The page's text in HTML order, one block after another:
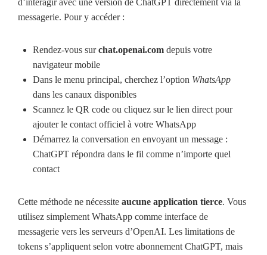
messagerie. Pour y accéder :
Rendez-vous surchat.openai.com depuis votre
navigateur mobile
Dans le menu principal, cherchez l’option WhatsApp
dans les canaux disponibles
Scannez le QR code ou cliquez sur le lien direct pour
ajouter le contact officiel à votre WhatsApp
Démarrez la conversation en envoyant un message :
ChatGPT répondra dans le fil comme n’importe quel
contact
Cette méthode ne nécessite aucune application tierce. Vous
utilisez simplement WhatsApp comme interface de
messagerie vers les serveurs d’OpenAI. Les limitations de
tokens s’appliquent selon votre abonnement ChatGPT, mais